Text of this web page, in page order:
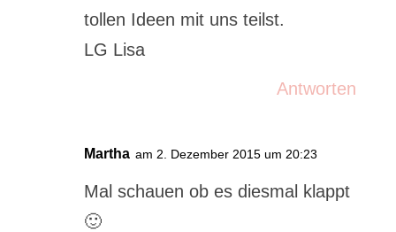
tollen Ideen mit uns teilst.
LG Lisa
Antworten
Martha am 2. Dezember 2015 um 20:23
Mal schauen ob es diesmal klappt
🙂